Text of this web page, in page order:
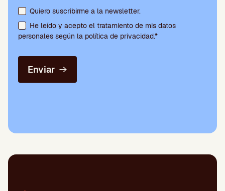
Aceptación de condiciones y suscripción a la newsletter
Quiero suscribirme a la newsletter.
He leído y acepto el tratamiento de mis datos
personales según la política de privacidad.*
Enviar